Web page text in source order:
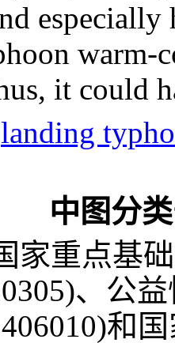
warm-
it could
landing
中图分
家重点基
、公
和